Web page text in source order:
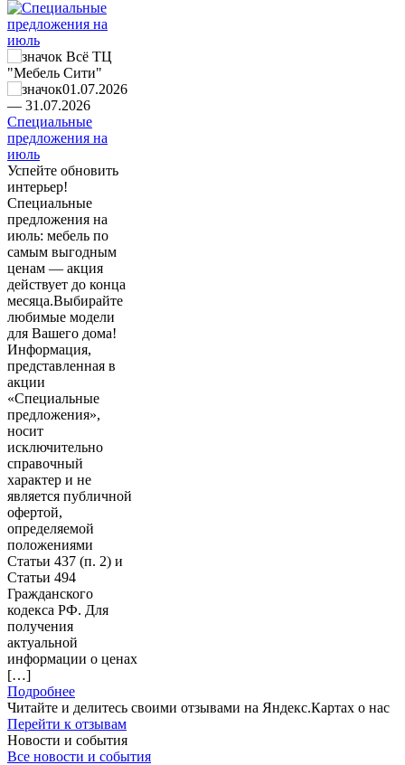
Всё ТЦ
"Мебель Сити"
01.07.2026
― 31.07.2026
Специальные
предложения на
июль
Успейте обновить
интерьер!
Специальные
предложения на
июль: мебель по
самым выгодным
ценам — акция
действует до конца
месяца.Выбирайте
любимые модели
для Вашего дома!
Информация,
представленная в
акции
«Специальные
предложения»,
носит
исключительно
справочный
характер и не
является публичной
офертой,
определяемой
положениями
Статьи 437 (п. 2) и
Статьи 494
Гражданского
кодекса РФ. Для
получения
актуальной
информации о ценах
[…]
Подробнее
Читайте и делитесь своими отзывами на Яндекс.Картах о нас
Перейти к отзывам
Новости и события
Все новости и события